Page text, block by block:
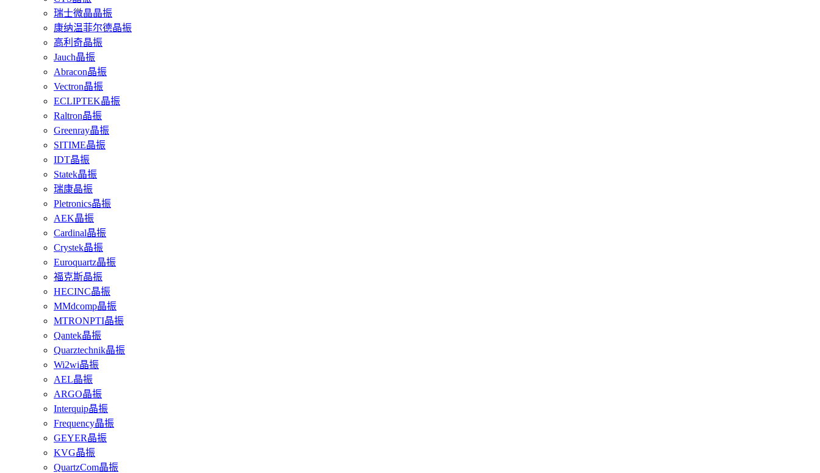
瑞士微晶晶振
康纳温菲尔德晶振
高利奇晶振
Jauch晶振
Abracon晶振
Vectron晶振
ECLIPTEK晶振
Raltron晶振
Greenray晶振
SITIME晶振
IDT晶振
Statek晶振
瑞康晶振
Pletronics晶振
AEK晶振
Cardinal晶振
Crystek晶振
Euroquartz晶振
福克斯晶振
HECINC晶振
MMdcomp晶振
MTRONPTI晶振
Qantek晶振
Quarztechnik晶振
Wi2wi晶振
AEL晶振
ARGO晶振
Interquip晶振
Frequency晶振
GEYER晶振
KVG晶振
QuartzCom晶振